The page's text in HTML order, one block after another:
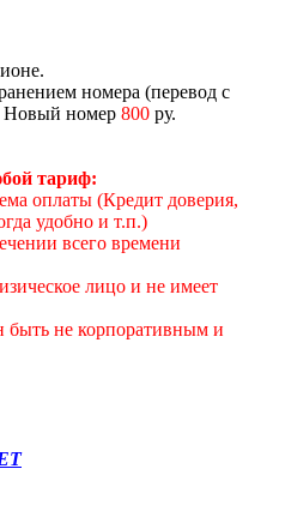
номера (перевод с
Новый номер 800 ру.
тариф:
оплаты (Кредит доверия,
удобно и т.п.)
всего времени
лицо и не имеет
быть не корпоративным и